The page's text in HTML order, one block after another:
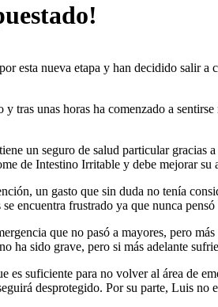
esta nueva etapa y han decidido salir
unas horas ha comenzado a
un seguro de salud particular
de Intestino Irritable y debe mejorar
un gasto que sin duda no tenía
encuentra frustrado ya que nunca
que no pasó a mayores, pero
ha sido grave, pero si más adelante
suficiente para no volver al área de
desprotegido. Por su parte, Luis